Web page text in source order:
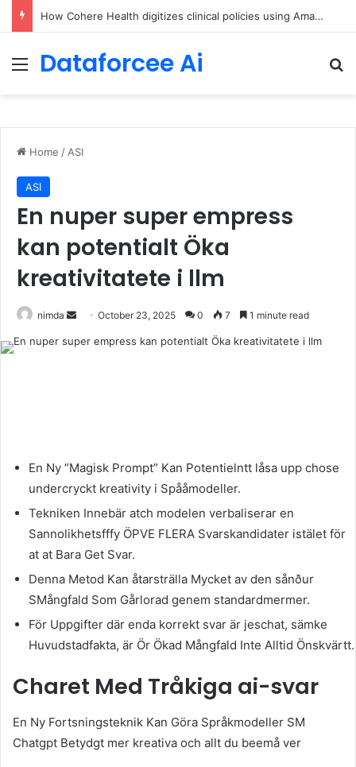
How Cohere Health digitizes clinical policies using Amazon Bedrock AgentCore
Menu
Dataforcee Ai
Home / ASI
ASI
En nuper super empress
kan potentialt Öka
kreativitatete i llm
nimda
SendOctober 23, 2025 0 7 1 minute read
En Ny “Magisk Prompt” Kan Potentielntt låsa upp chose
undercryckt kreativity i Spååmodeller.
Tekniken Innebär atch modelen verbaliserar en
Sannolikhetsfffy ÖPVE FLERA Svarskandidater istälet för
at at Bara Get Svar.
Denna Metod Kan åtarsträlla Mycket av den sånður
SMångfald Som Gårlorad genem standardmermer.
För Uppgifter där enda korrekt svar är jeschat, sämke
Huvudstadfakta, är Ör Ökad Mångfald Inte Alltid Önskvärtt.
Charet Med Tråkiga ai-svar
En Ny Fortsningsteknik Kan Göra Språkmodeller SM
Chatgpt Betydgt mer kreativa och allt du beemå ver